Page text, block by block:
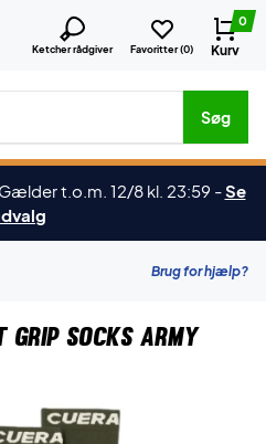
Ketcher rådgiver Favoritter (0)
0
Kurv
mærker etc.
Søg
Gælder t.o.m. 12/8 kl. 23:59 -Se
Brug for hjælp?
Grip Socks Army